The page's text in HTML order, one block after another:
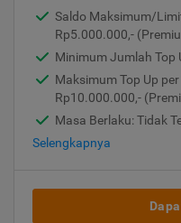
Saldo Maksimum/
Rp5.000.000,-
Minimum Jumlah Top
Maksimum Top Up
Rp10.000.000,-
Masa Berlaku: Tidak
Selengkapnya